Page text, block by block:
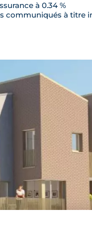
à 0.34 %
communiqués à titre